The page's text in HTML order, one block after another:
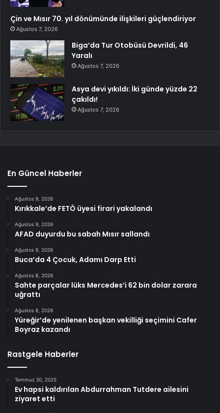
Çin ve Mısır 70. yıl dönümünde ilişkileri güçlendiriyor
Ağustos 7, 2026
Biga’da Tur Otobüsü Devrildi, 46
Yaralı
Ağustos 7, 2026
Asya devi yıkıldı: İki günde yüzde 22
çakıldı!
Ağustos 7, 2026
En Güncel Haberler
Ağustos 9, 2026
Kırıkkale’de FETÖ üyesi firari yakalandı
Ağustos 9, 2026
AFAD duyurdu bu sabah Mısır sallandı
Ağustos 9, 2026
Buca’da 4 Çocuk, Adamı Darp Etti
Ağustos 8, 2026
Sahte parçalar lüks Mercedes’i 62 bin dolar zarara
uğrattı
Ağustos 8, 2026
Yüreğir’de yenilenen başkan vekilliği seçimini Cafer
Boyraz kazandı
Rastgele Haberler
Temmuz 30, 2025
Ev hapsi kaldırılan Abdurrahman Tutdere ailesini
ziyaret etti